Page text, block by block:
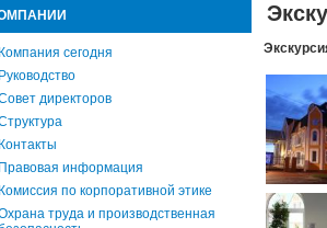
Компания сегодня
Руководство
директоров
Контакты
Правовая информация
Комиссия по корпоративной этике
труда и производственная